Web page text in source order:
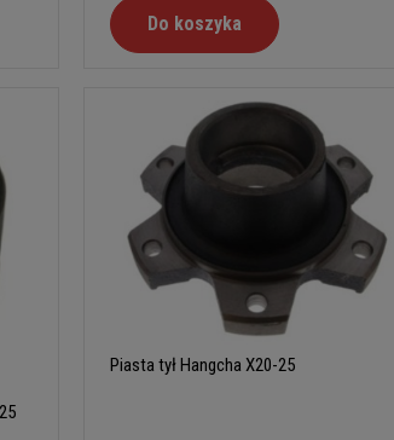
Do koszyka
Piasta tył Hangcha X20-25